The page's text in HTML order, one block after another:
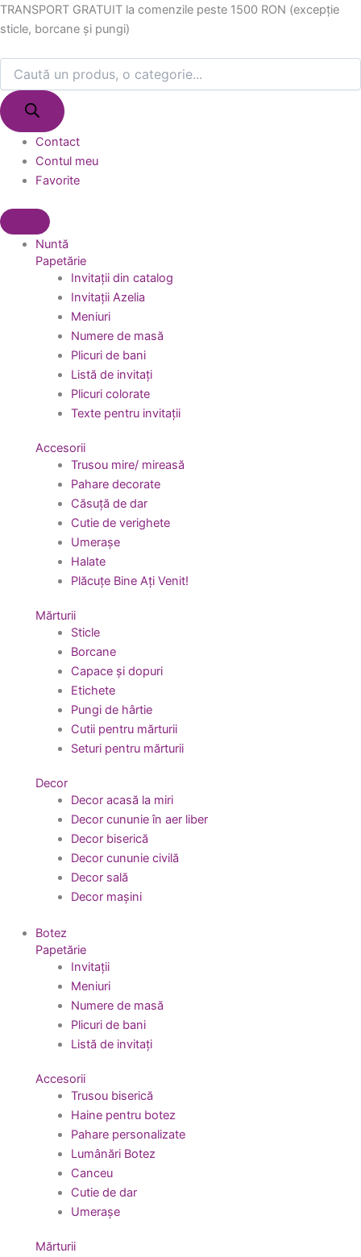
Skip
to
TRANSPORT GRATUIT la comenzile peste 1500 RON (excepție
sticle, borcane și pungi)
Products
search
Contact
Contul meu
Favorite
Nuntă
Papetărie
Invitații din catalog
Invitații Azelia
Meniuri
Numere de masă
Plicuri de bani
Listă de invitați
Plicuri colorate
Texte pentru invitații
Accesorii
Trusou mire/ mireasă
Pahare decorate
Căsuță de dar
Cutie de verighete
Umerașe
Halate
Plăcuțe Bine Ați Venit!
Mărturii
Sticle
Borcane
Capace și dopuri
Etichete
Pungi de hârtie
Cutii pentru mărturii
Seturi pentru mărturii
Decor
Decor acasă la miri
Decor cununie în aer liber
Decor biserică
Decor cununie civilă
Decor sală
Decor mașini
Botez
Papetărie
Invitații
Meniuri
Numere de masă
Plicuri de bani
Listă de invitați
Accesorii
Trusou biserică
Haine pentru botez
Pahare personalizate
Lumânări Botez
Canceu
Cutie de dar
Umerașe
Mărturii
Products
search